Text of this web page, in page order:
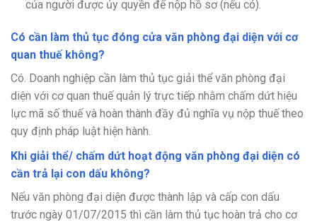
của người được ủy quyền để nộp hồ sơ (nếu có).
Có cần làm thủ tục đóng cửa văn phòng đại diện với cơ
quan thuế không?
Có. Doanh nghiệp cần làm thủ tục giải thể văn phòng đại
diện với cơ quan thuế quản lý trực tiếp nhằm chấm dứt hiệu
lực mã số thuế và hoàn thành đầy đủ nghĩa vụ nộp thuế theo
quy định pháp luật hiện hành.
Khi giải thể/ chấm dứt hoạt động văn phòng đại diện có
cần trả lại con dấu không?
Nếu văn phòng đại diện được thành lập và cấp con dấu
trước ngày 01/07/2015 thì cần làm thủ tục hoàn trả cho cơ